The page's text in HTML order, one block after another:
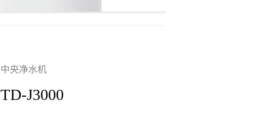
中央净水机
TD-J3000